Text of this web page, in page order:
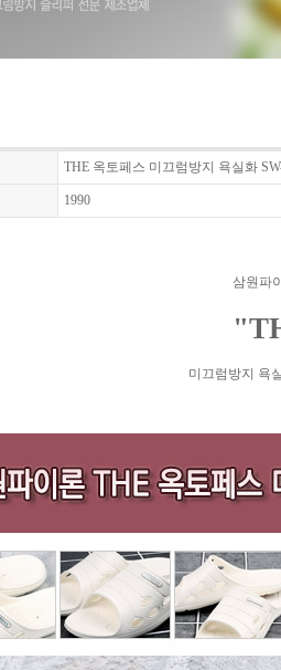
THE 옥토페스 미끄럼방지 욕실화
1990
삼원파
미끄럼방지 욕